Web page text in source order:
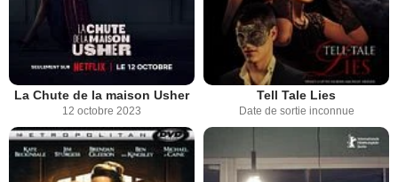
La Chute de la maison Usher
12 octobre 2023
Tell Tale Lies
Date de sortie inconnue